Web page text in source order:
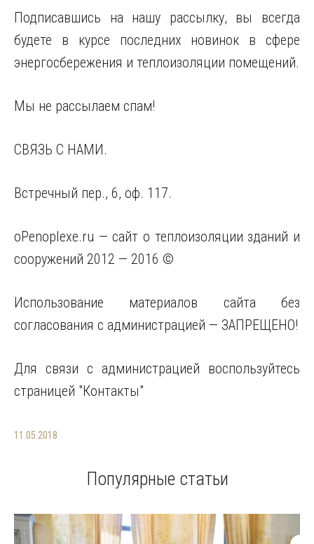
Подписавшись на нашу рассылку, вы всегда
будете в курсе последних новинок в сфере
энергосбережения и теплоизоляции помещений.
Мы не рассылаем спам!
СВЯЗЬ С НАМИ.
Встречный пер., 6, оф. 117.
oPenoplexe.ru — cайт о теплоизоляции зданий и
сооружений 2012 — 2016 ©
Использование материалов сайта без
согласования с администрацией — ЗАПРЕЩЕНО!
Для связи с администрацией воспользуйтесь
страницей "Контакты"
11.05.2018
Популярные статьи